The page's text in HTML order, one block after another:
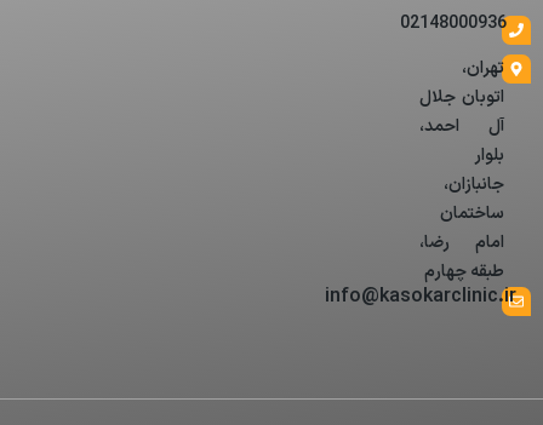
02148000936
تهران،
اتوبان جلال
آل احمد،
بلوار
جانبازان،
ساختمان
امام رضا،
طبقه چهارم
info@kasokarclinic.ir